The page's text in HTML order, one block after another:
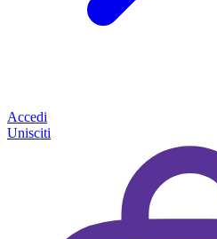
Accedi
Unisciti